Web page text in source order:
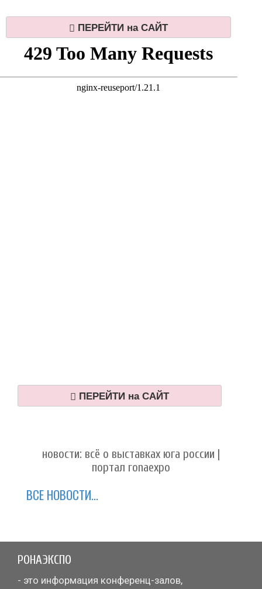
ПЕРЕЙТИ на САЙТ
ПЕРЕЙТИ на САЙТ
новости: всё о выставках юга россии |
портал ronaexpo
ВСЕ НОВОСТИ...
РОНАЭКСПО
- это информация конференц-залов,